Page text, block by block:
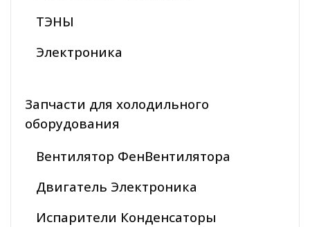
ТЭНЫ
Электроника
Запчасти для холодильного
оборудования
Вентилятор ФенВентилятора
Двигатель Электроника
Испарители Конденсаторы